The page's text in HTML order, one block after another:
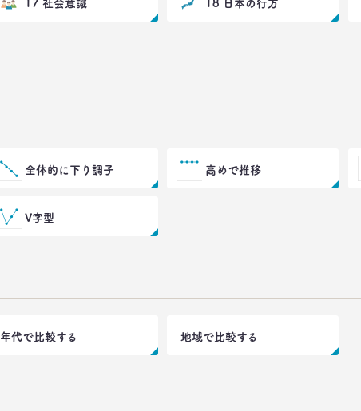
17 社会意識 18 日本の行方
全体的に下り調子 高めで推移
V字型
年代で比較する 地域で比較する